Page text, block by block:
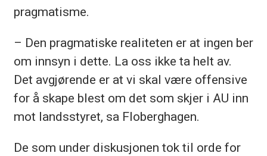
pragmatisme.
– Den pragmatiske realiteten er at ingen ber
om innsyn i dette. La oss ikke ta helt av.
Det avgjørende er at vi skal være offensive
for å skape blest om det som skjer i AU inn
mot landsstyret, sa Floberghagen.
De som under diskusjonen tok til orde for